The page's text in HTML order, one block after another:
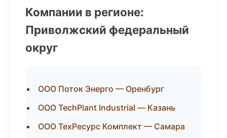
Компании в регионе:
Приволжский федеральный
округ
ООО Поток Энерго — Оренбург
ООО TechPlant Industrial — Казань
ООО ТехРесурс Комплект — Самара